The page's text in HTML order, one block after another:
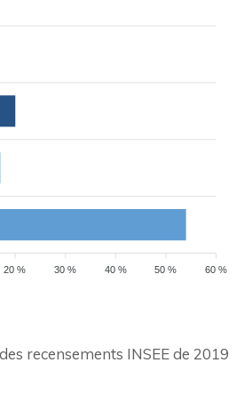
60 %
50 %
40 %
30 %
20 %
recensements INSEE de 2019